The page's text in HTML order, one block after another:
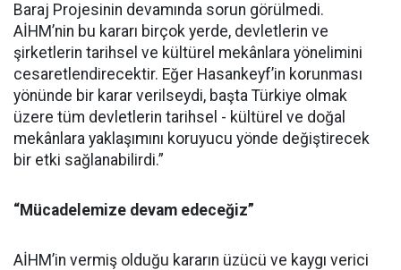
Baraj Projesinin devamında sorun görülmedi.
AİHM’nin bu kararı birçok yerde, devletlerin ve
şirketlerin tarihsel ve kültürel mekânlara yönelimini
cesaretlendirecektir. Eğer Hasankeyf’in korunması
yönünde bir karar verilseydi, başta Türkiye olmak
üzere tüm devletlerin tarihsel - kültürel ve doğal
mekânlara yaklaşımını koruyucu yönde değiştirecek
bir etki sağlanabilirdi.”
“Mücadelemize devam edeceğiz”
AİHM’in vermiş olduğu kararın üzücü ve kaygı verici